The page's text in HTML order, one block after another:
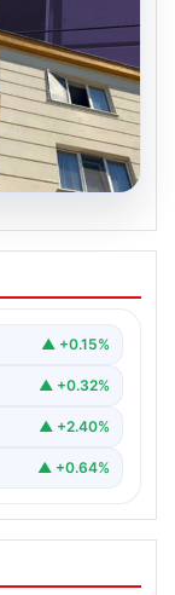
felakete
▲ +0.15%
▲ +0.32%
▲ +2.40%
▲ +0.64%